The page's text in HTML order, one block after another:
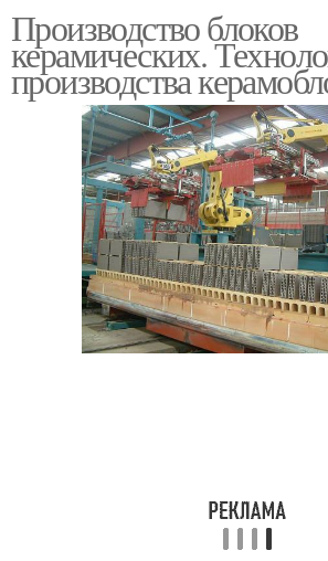
Производство блоков
керамических.
производства